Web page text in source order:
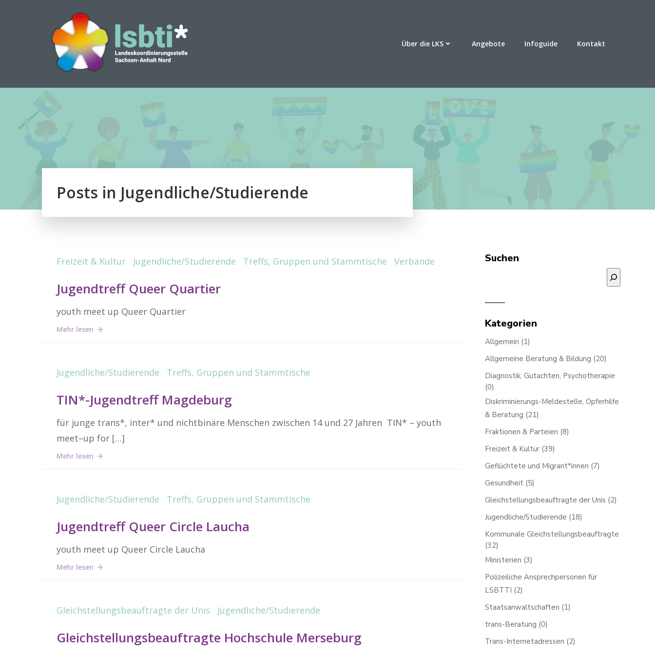
Über die LKS Angebote Infoguide Kontakt
Posts in Jugendliche/Studierende
Freizeit & Kultur Jugendliche/Studierende Treffs, Gruppen und Stammtische Verbände
Jugendtreff Queer Quartier
youth meet up Queer Quartier
Mehr lesen
Jugendliche/Studierende Treffs, Gruppen und Stammtische
TIN*-Jugendtreff Magdeburg
für junge trans*, inter* und nichtbinäre Menschen zwischen 14 und 27 Jahren TIN* – youth
meet–up for […]
Mehr lesen
Jugendliche/Studierende Treffs, Gruppen und Stammtische
Jugendtreff Queer Circle Laucha
youth meet up Queer Circle Laucha
Mehr lesen
Gleichstellungsbeauftragte der Unis Jugendliche/Studierende
Gleichstellungsbeauftragte Hochschule Merseburg
Suchen
Kategorien
Allgemein (1)
Allgemeine Beratung & Bildung (20)
Diagnostik, Gutachten, Psychotherapie
(0)
Diskriminierungs-Meldestelle, Opferhilfe
& Beratung (21)
Fraktionen & Parteien (8)
Freizeit & Kultur (39)
Geflüchtete und Migrant*innen (7)
Gesundheit (5)
Gleichstellungsbeauftragte der Unis (2)
Jugendliche/Studierende (18)
Kommunale Gleichstellungsbeauftragte
(32)
Ministerien (3)
Polizeiliche Ansprechpersonen für
LSBTTI (2)
Staatsanwaltschaften (1)
trans-Beratung (0)
Trans-Internetadressen (2)